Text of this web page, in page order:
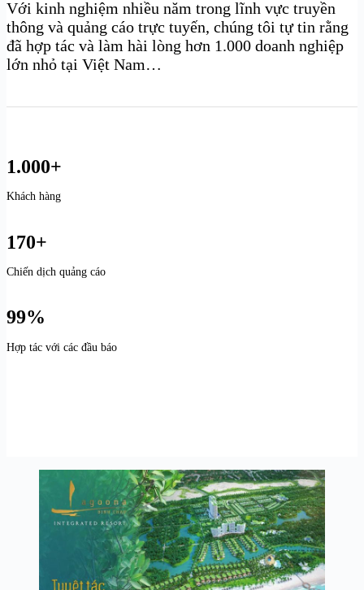
Với kinh nghiệm nhiều năm trong lĩnh vực truyền
thông và quảng cáo trực tuyến, chúng tôi tự tin rằng
đã hợp tác và làm hài lòng hơn 1.000 doanh nghiệp
lớn nhỏ tại Việt Nam…
1.000+
Khách hàng
170+
Chiến dịch quảng cáo
99%
Hợp tác với các đầu báo